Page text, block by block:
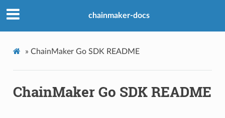
chainmaker-docs
» ChainMaker Go SDK README
ChainMaker Go SDK README